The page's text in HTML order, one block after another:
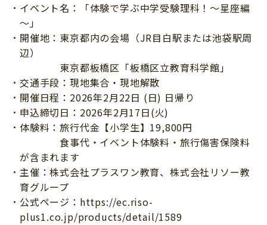
イベント名：「体験で学ぶ中学受験理科！～星座編
～」
開催地：東京都内の会場（JR目白駅または池袋駅周
辺）
東京都板橋区「板橋区立教育科学館」
交通手段：現地集合・現地解散
開催日程：2026年2月22日 (日) 日帰り
申込締切日：2026年2月17日(火)
体験料：旅行代金【小学生】19,800円
食事代・イベント体験料・旅行傷害保険料
が含まれます
主催：株式会社プラスワン教育、株式会社リソー教
育グループ
公式ページ：https://ec.riso-
plus1.co.jp/products/detail/1589